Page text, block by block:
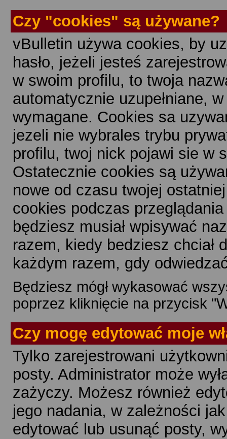
Czy "cookies" są używane?
vBulletin używa cookies, by
hasło, jeżeli jesteś
w swoim profilu, to twoja
automatycznie uzupełniane,
wymagane. Cookies sa
jezeli nie wybrales trybu
profilu, twoj nick pojawi sie w
Ostatecznie cookies są
nowe od czasu twojej
cookies podczas
będziesz musiał wpisywać
razem, kiedy bedziesz chciał
każdym razem, gdy
Będziesz mógł wykasować
poprzez kliknięcie na przycisk
Czy mogę edytować moje
Tylko zarejestrowani
posty. Administrator może
zażyczy. Możesz również
jego nadania, w zależności
edytować lub usunąć posty,